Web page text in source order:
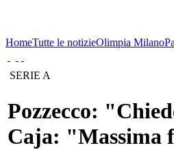
HomeTutte le notizieOlimpia Milano
SERIE A
Pozzecco:
Caja: "Massima